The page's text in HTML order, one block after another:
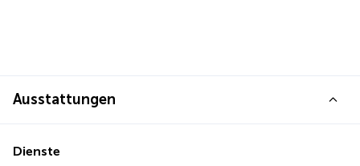
Ausstattungen
Dienste